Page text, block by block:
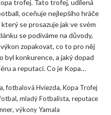
trofej. Tato trofej, udílená
oceňuje nejlepšího hráče
se prosazuje jak ve svém
se podíváme na důvody,
zopakovat, co to pro něj
byl konkurence, a jaký dopad
a reputaci. Co je Kopa…
,fotbalová Hviezda, Kopa Trofej
, mladý Fotbalista, reputace
, výkony Yamala